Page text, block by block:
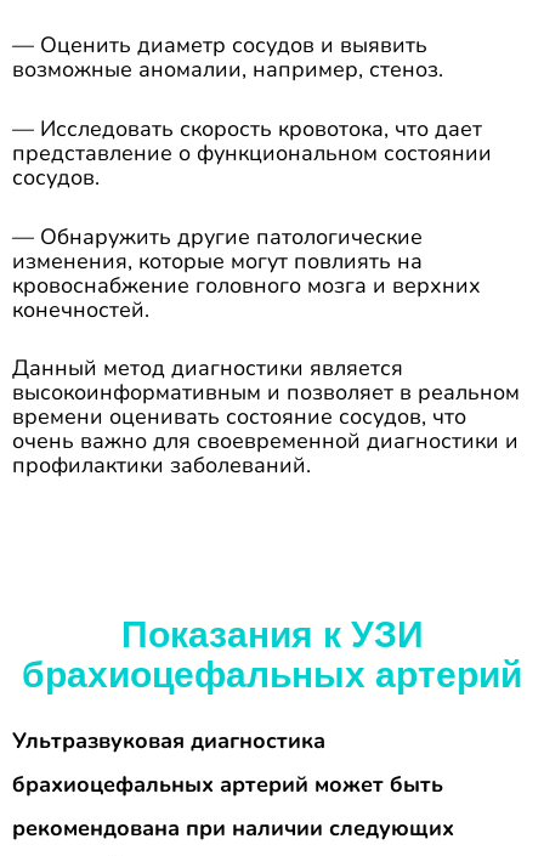
— Оценить диаметр сосудов и выявить
возможные аномалии, например, стеноз.
— Исследовать скорость кровотока, что дает
представление о функциональном состоянии
сосудов.
— Обнаружить другие патологические
изменения, которые могут повлиять на
кровоснабжение головного мозга и верхних
конечностей.
Данный метод диагностики является
высокоинформативным и позволяет в реальном
времени оценивать состояние сосудов, что
очень важно для своевременной диагностики и
профилактики заболеваний.
Показания к УЗИ
брахиоцефальных артерий
Ультразвуковая диагностика
брахиоцефальных артерий может быть
рекомендована при наличии следующих